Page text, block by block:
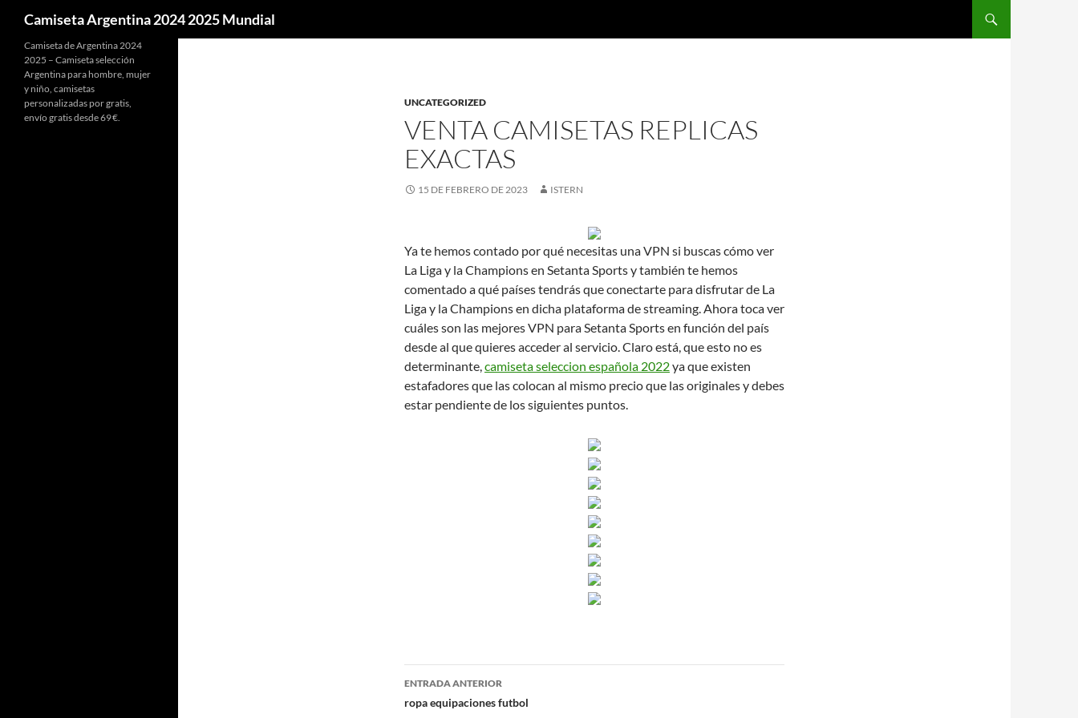
Camiseta Argentina 2024 2025 Mundial
UNCATEGORIZED
VENTA CAMISETAS REPLICAS
EXACTAS
15 DE FEBRERO DE 2023 ISTERN
Ya te hemos contado por qué necesitas una VPN si buscas cómo ver
La Liga y la Champions en Setanta Sports y también te hemos
comentado a qué países tendrás que conectarte para disfrutar de La
Liga y la Champions en dicha plataforma de streaming. Ahora toca ver
cuáles son las mejores VPN para Setanta Sports en función del país
desde al que quieres acceder al servicio. Claro está, que esto no es
determinante,camiseta seleccion española 2022ya que existen
estafadores que las colocan al mismo precio que las originales y debes
estar pendiente de los siguientes puntos.
Navegación
de
ENTRADA ANTERIOR
ropa equipaciones futbol
Camiseta de Argentina 2024
2025 – Camiseta selección
Argentina para hombre, mujer
y niño, camisetas
personalizadas por gratis,
envío gratis desde 69 €.